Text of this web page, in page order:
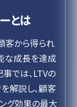
とは
客から得られ
な成長を達成
では、LTVの
解説し、顧客
グ効果の最大